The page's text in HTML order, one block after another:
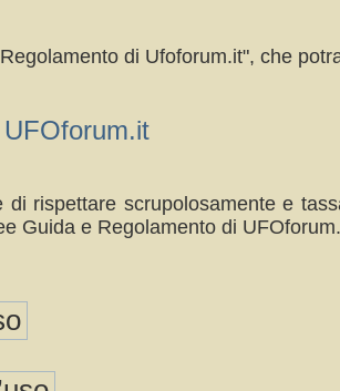
di Ufoforum.it", che
rispettare scrupolosamente e
Guida e Regolamento di